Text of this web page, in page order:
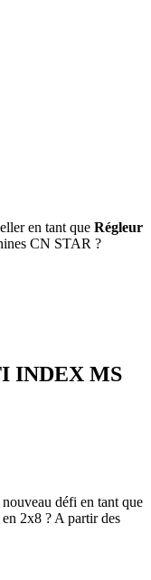
en tant que Régleur
CN STAR ?
INDEX MS
défi en tant que
2x8 ? A partir des